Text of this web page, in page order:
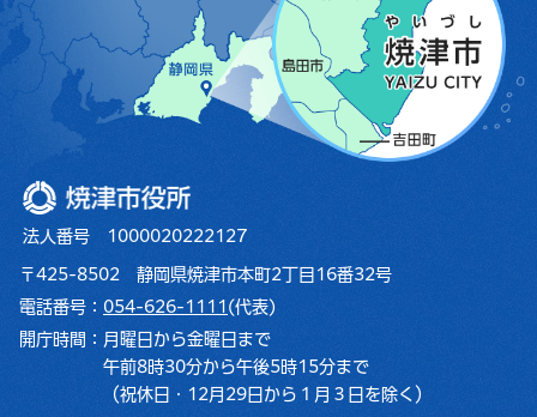
焼津市役所
法人番号 1000020222127
〒425-8502 静岡県焼津市本町2丁目16番32号
電話番号： 054-626-1111 (代表)
開庁時間： 月曜日から金曜日まで
午前8時30分から午後5時15分まで
（祝休日・12月29日から１月３日を除く）